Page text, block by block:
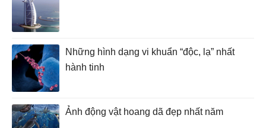
Những hình dạng vi khuẩn “độc, lạ” nhất
hành tinh
Ảnh động vật hoang dã đẹp nhất năm